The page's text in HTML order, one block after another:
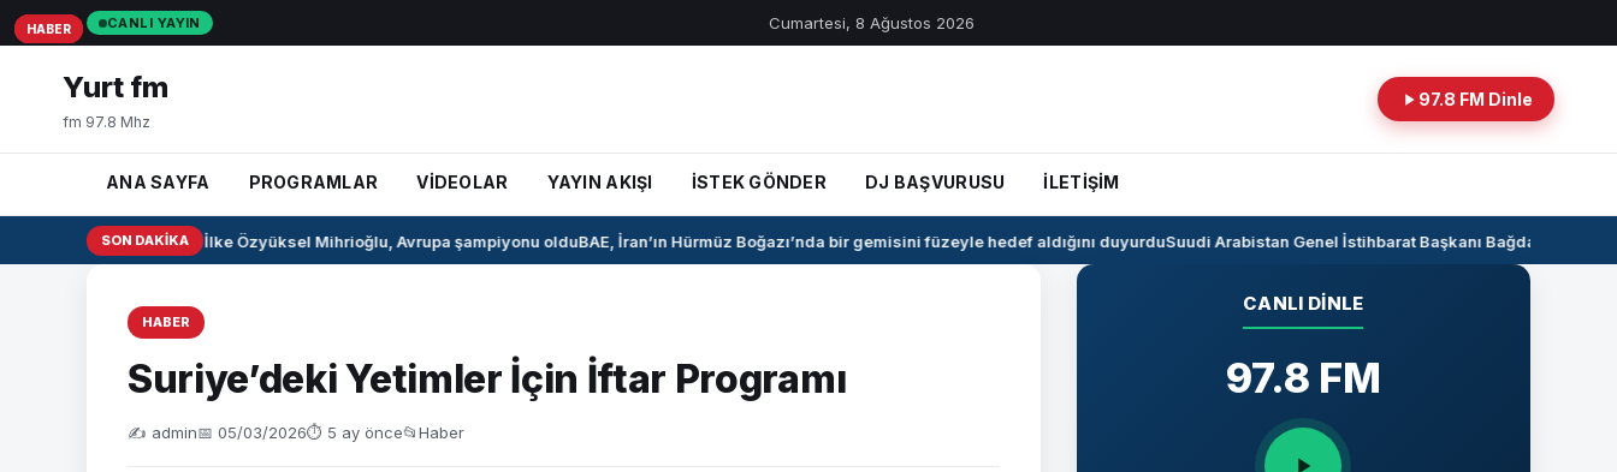
CANLI YAYIN Cumartesi, 8 Ağustos 2026
Yurt fm
fm 97.8 Mhz
97.8 FM Dinle
ANA SAYFA PROGRAMLAR VİDEOLAR YAYIN AKIŞI İSTEK GÖNDER DJ BAŞVURUSU İLETİŞİM
SON DAKIKA
Milli pentatlet İlke Özyüksel Mihrioğlu, Avrupa şampiyonu olduBAE, İran’ın Hürmüz Boğazı’nda bir gemisini füzeyle hedef aldığını duyurduSuudi Arabistan Genel İstihbarat Başkanı Bağdat’ta
HABER
Suriye’deki Yetimler İçin İftar Programı
✍️ admin📅 05/03/2026⏱ 5 ay önce📂Haber
HABER
HABER
HABER
CANLI DINLE
97.8 FM